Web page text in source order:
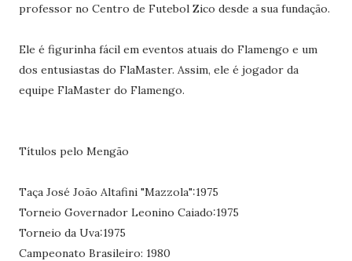
professor no Centro de Futebol Zico desde a sua fundação.
Ele é figurinha fácil em eventos atuais do Flamengo e um
dos entusiastas do FlaMaster. Assim, ele é jogador da
equipe FlaMaster do Flamengo.
Títulos pelo Mengão
Taça José João Altafini "Mazzola":1975
Torneio Governador Leonino Caiado:1975
Torneio da Uva:1975
Campeonato Brasileiro: 1980